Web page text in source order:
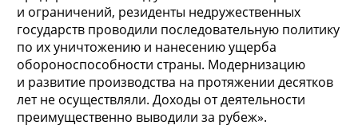
и ограничений, резиденты недружественных
государств проводили последовательную политику
по их уничтожению и нанесению ущерба
обороноспособности страны. Модернизацию
и развитие производства на протяжении десятков
лет не осуществляли. Доходы от деятельности
преимущественно выводили за рубеж».